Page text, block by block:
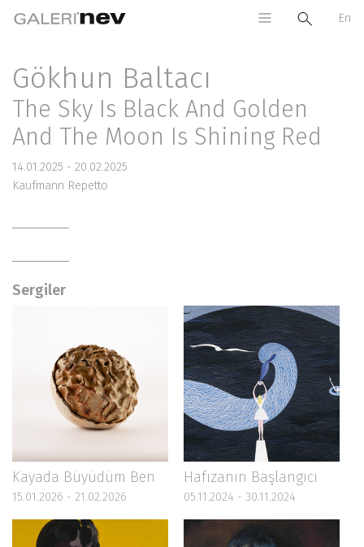
En
Gökhun Baltacı
The Sky Is Black And Golden
And The Moon Is Shining Red
14.01.2025 - 20.02.2025
Kaufmann Repetto
Sergiler
Kayada Büyüdüm Ben
15.01.2026 - 21.02.2026
Hafızanın Başlangıcı
05.11.2024 - 30.11.2024